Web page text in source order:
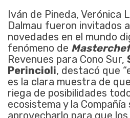
Iván de Pineda, Verónica
Dalmau fueron invitados
novedades en el mundo
fenómeno de
Revenues para Cono Sur,
Perincioli, destacó que
es la clara muestra de
riega de posibilidades
ecosistema y la Compañía
aprovecharlo para que